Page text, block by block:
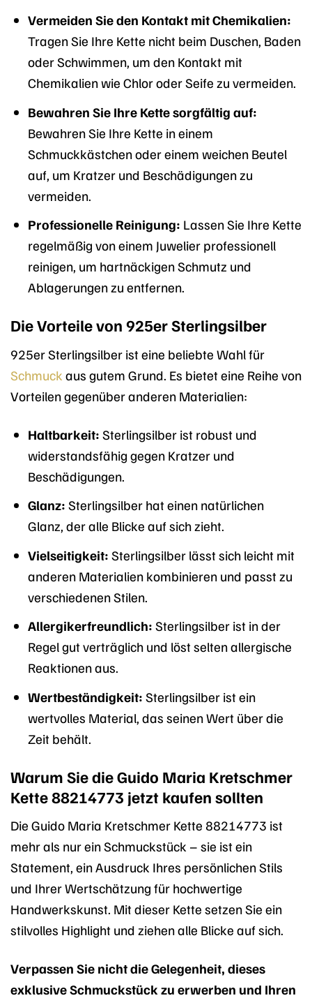
Vermeiden Sie den Kontakt mit Chemikalien:
Tragen Sie Ihre Kette nicht beim Duschen, Baden
oder Schwimmen, um den Kontakt mit
Chemikalien wie Chlor oder Seife zu vermeiden.
Bewahren Sie Ihre Kette sorgfältig auf:
Bewahren Sie Ihre Kette in einem
Schmuckkästchen oder einem weichen Beutel
auf, um Kratzer und Beschädigungen zu
vermeiden.
Professionelle Reinigung: Lassen Sie Ihre Kette
regelmäßig von einem Juwelier professionell
reinigen, um hartnäckigen Schmutz und
Ablagerungen zu entfernen.
Die Vorteile von 925er Sterlingsilber
925er Sterlingsilber ist eine beliebte Wahl für
Schmuck aus gutem Grund. Es bietet eine Reihe von
Vorteilen gegenüber anderen Materialien:
Haltbarkeit: Sterlingsilber ist robust und
widerstandsfähig gegen Kratzer und
Beschädigungen.
Glanz: Sterlingsilber hat einen natürlichen
Glanz, der alle Blicke auf sich zieht.
Vielseitigkeit: Sterlingsilber lässt sich leicht mit
anderen Materialien kombinieren und passt zu
verschiedenen Stilen.
Allergikerfreundlich: Sterlingsilber ist in der
Regel gut verträglich und löst selten allergische
Reaktionen aus.
Wertbeständigkeit: Sterlingsilber ist ein
wertvolles Material, das seinen Wert über die
Zeit behält.
Warum Sie die Guido Maria Kretschmer
Kette 88214773 jetzt kaufen sollten
Die Guido Maria Kretschmer Kette 88214773 ist
mehr als nur ein Schmuckstück – sie ist ein
Statement, ein Ausdruck Ihres persönlichen Stils
und Ihrer Wertschätzung für hochwertige
Handwerkskunst. Mit dieser Kette setzen Sie ein
stilvolles Highlight und ziehen alle Blicke auf sich.
Verpassen Sie nicht die Gelegenheit, dieses
exklusive Schmuckstück zu erwerben und Ihren